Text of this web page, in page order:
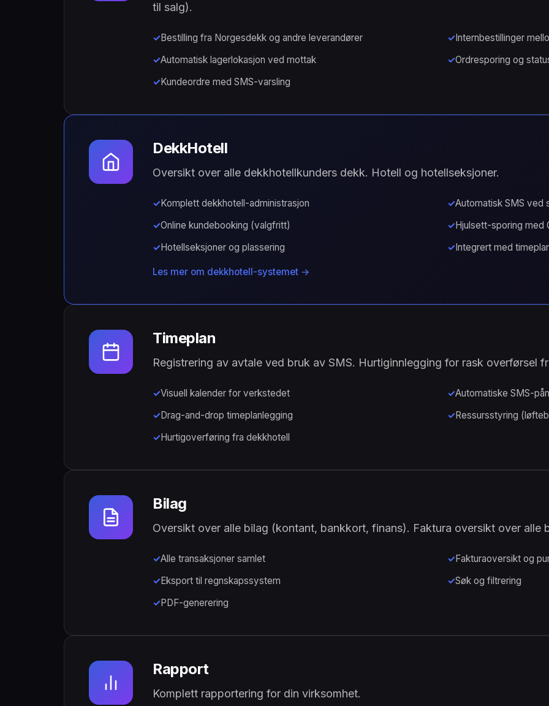
til salg).
Bestilling fra Norgesdekk og andre leverandører
Internbestillinger
Automatisk lagerlokasjon ved mottak
Ordresporing og
Kundeordre med SMS-varsling
DekkHotell
Oversikt over alle dekkhotellkunders dekk. Hotell og hotellseksjoner.
Komplett dekkhotell-administrasjon
Automatisk SMS ved
Online kundebooking (valgfritt)
Hjulsett-sporing med
Hotellseksjoner og plassering
Integrert med
Les mer om dekkhotell-systemet →
Timeplan
Registrering av avtale ved bruk av SMS. Hurtiginnlegging for rask overførsel
Visuell kalender for verkstedet
Automatiske SMS-
Drag-and-drop timeplanlegging
Ressursstyring
Hurtigoverføring fra dekkhotell
Bilag
Oversikt over alle bilag (kontant, bankkort, finans). Faktura oversikt over alle
Alle transaksjoner samlet
Fakturaoversikt og
Eksport til regnskapssystem
Søk og filtrering
PDF-generering
Rapport
Komplett rapportering for din virksomhet.